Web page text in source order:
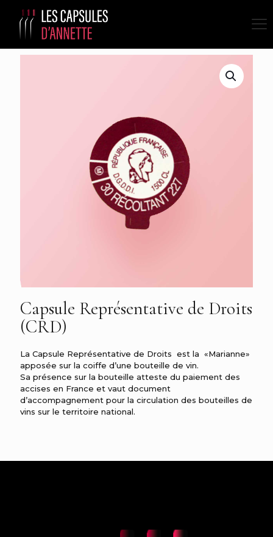
Capsule Représentative de Droits
(CRD)
La Capsule Représentative de Droits est la «Marianne»
apposée sur la coiffe d’une bouteille de vin.
Sa présence sur la bouteille atteste du paiement des
accises en France et vaut document
d’accompagnement pour la circulation des bouteilles de
vins sur le territoire national.